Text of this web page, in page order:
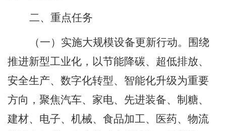
二、重点任务
（一）实施大规模设备更新行动。
围绕
推进新型工业化，以节能降碳、超低排放、
安全生产、数字化转型、智能化升级为重要
方向，聚焦汽车、家电、先进装备、制糖、
建材、电子、机械、食品加工、医药、物流